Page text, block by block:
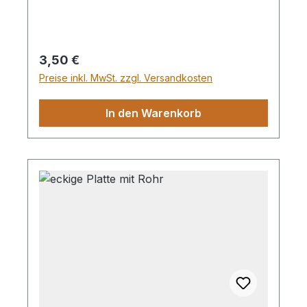
Regulärer Preis:
3,50 €
Preise inkl. MwSt. zzgl. Versandkosten
In den Warenkorb